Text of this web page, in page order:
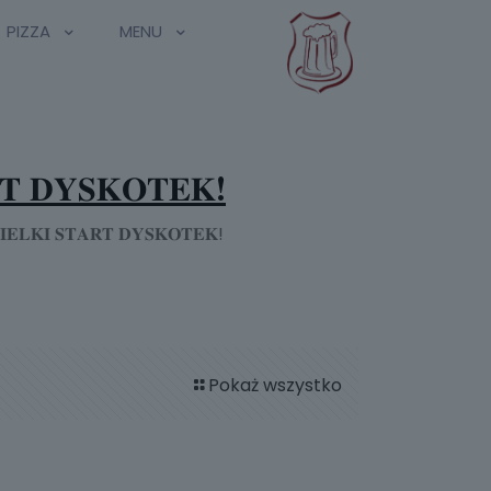
PIZZA
MENU
𝐃𝐘𝐒𝐊𝐎𝐓𝐄𝐊!
𝐖𝐈𝐄𝐋𝐊𝐈 𝐒𝐓𝐀𝐑𝐓 𝐃𝐘𝐒𝐊𝐎𝐓𝐄𝐊!
Pokaż wszystko